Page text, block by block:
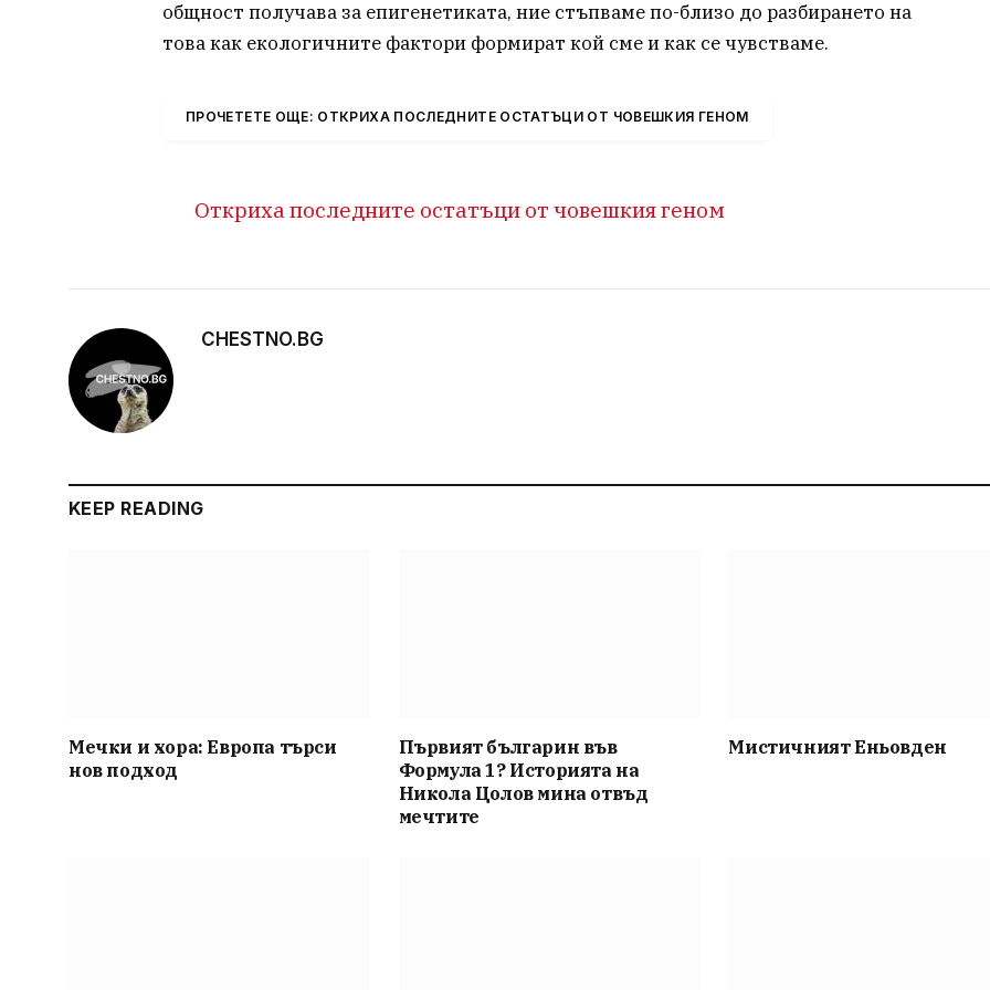
общност получава за епигенетиката, ние стъпваме по-близо до разбирането на
това как екологичните фактори формират кой сме и как се чувстваме.
ПРОЧЕТЕТЕ ОЩЕ: ОТКРИХА ПОСЛЕДНИТЕ ОСТАТЪЦИ ОТ ЧОВЕШКИЯ ГЕНОМ
Откриха последните остатъци от човешкия геном
CHESTNO.BG
KEEP READING
Мечки и хора: Европа търси
нов подход
Първият българин във
Формула 1? Историята на
Никола Цолов мина отвъд
мечтите
Мистичният Eньовден